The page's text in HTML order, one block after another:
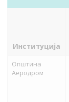
Институција
Општина
Аеродром